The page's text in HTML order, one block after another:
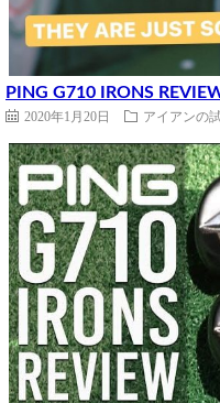
PING G710 IRONS
2020年1月20日 アイアンの